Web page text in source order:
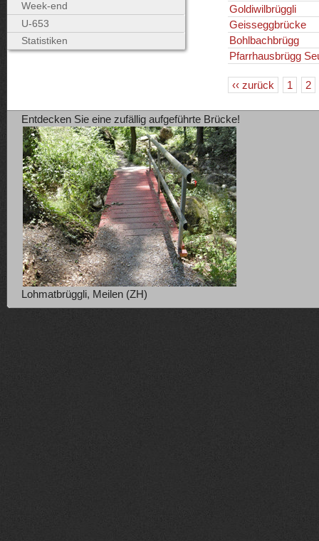
Goldiwilbrüggli
Geisseggbrücke
Bohlbachbrügg
Pfarrhausbrügg
‹‹ zurück 1 2
Week-end
U-653
Statistiken
Entdecken Sie eine zufällig aufgeführte Brücke!
Lohmatbrüggli, Meilen (ZH)